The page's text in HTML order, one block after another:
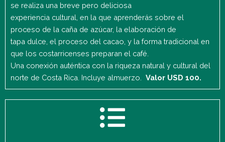
se realiza una breve pero deliciosa
experiencia cultural, en la que aprenderás sobre el
proceso de la caña de azúcar, la elaboración de
tapa dulce, el proceso del cacao, y la forma tradicional en
que los costarricenses preparan el café.
Una conexión auténtica con la riqueza natural y cultural del
norte de Costa Rica. Incluye almuerzo. Valor USD 100.